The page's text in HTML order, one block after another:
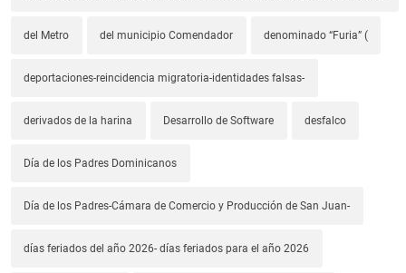
del Metro del municipio Comendador denominado “Furia” (
deportaciones-reincidencia migratoria-identidades falsas-
derivados de la harina Desarrollo de Software desfalco
Día de los Padres Dominicanos
Día de los Padres-Cámara de Comercio y Producción de San Juan-
días feriados del año 2026- días feriados para el año 2026